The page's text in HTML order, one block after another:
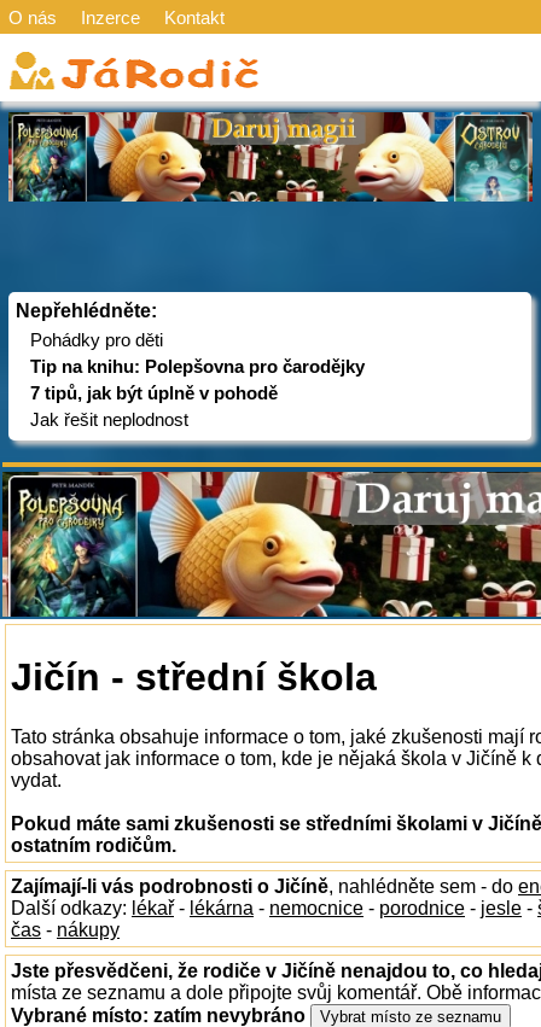
O nás Inzerce Kontakt
Nepřehlédněte:
Pohádky pro děti
Tip na knihu: Polepšovna pro čarodějky
7 tipů, jak být úplně v pohodě
Jak řešit neplodnost
Jičín - střední škola
Tato stránka obsahuje informace o tom, jaké zkušenosti mají
obsahovat jak informace o tom, kde je nějaká škola v Jičíně
vydat.
Pokud máte sami zkušenosti se středními školami v
ostatním rodičům.
Zajímají-li vás podrobnosti o Jičíně, nahlédněte sem - do
Další odkazy: lékař - lékárna - nemocnice - porodnice - jesle -
čas - nákupy
Jste přesvědčeni, že rodiče v Jičíně nenajdou to, co
místa ze seznamu a dole připojte svůj komentář. Obě
Vybrané místo: zatím nevybráno